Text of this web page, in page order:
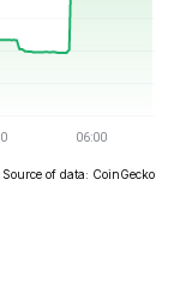
Source of data: CoinGecko